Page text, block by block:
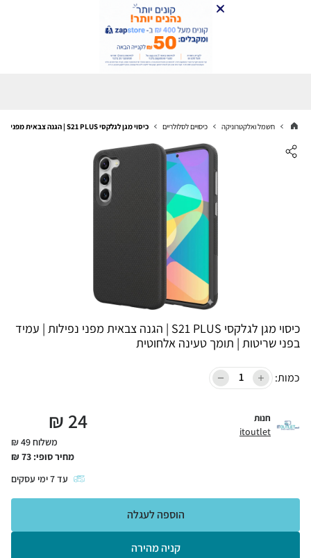
חשמל ואלקטרוניקה כיסויים לסלולריים כיסוי מגן לגלקסי S21 PLUS | הגנה צבאית מפני נפילות | עמיד בפני שריטות | תומך טעינה אלחוטית
כיסוי מגן לגלקסי S21 PLUS | הגנה צבאית מפני נפילות | עמיד
בפני שריטות | תומך טעינה אלחוטית
כמות:
חנות
itoutlet
24
₪
משלוח 49 ₪
מחיר סופי: 73
₪
עד7ימי עסקים
קניה מהירה
הוספה לעגלה